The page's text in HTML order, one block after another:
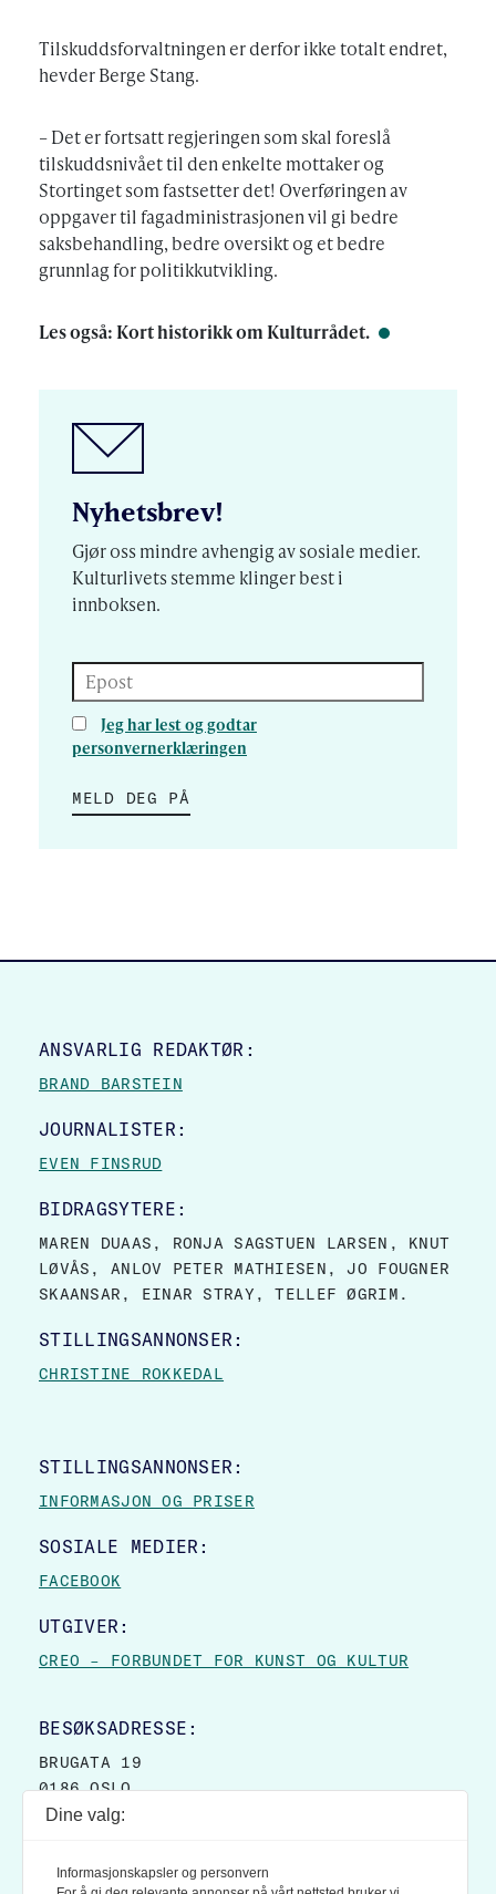
Tilskuddsforvaltningen er derfor ikke totalt endret,
hevder Berge Stang.
– Det er fortsatt regjeringen som skal foreslå
tilskuddsnivået til den enkelte mottaker og
Stortinget som fastsetter det! Overføringen av
oppgaver til fagadministrasjonen vil gi bedre
saksbehandling, bedre oversikt og et bedre
grunnlag for politikkutvikling.
Les også:Kort historikk om Kulturrådet.
Nyhetsbrev!
Gjør oss mindre avhengig av sosiale medier.
Kulturlivets stemme klinger best i
innboksen.
Epost
Jeg har lest og godtar
personvernerklæringen
MELD DEG PÅ
SITE FOOTER
ANSVARLIG REDAKTØR:
BRAND BARSTEIN
JOURNALISTER:
EVEN FINSRUD
BIDRAGSYTERE:
MAREN DUAAS, RONJA SAGSTUEN LARSEN, KNUT
LØVÅS, ANLOV PETER MATHIESEN, JO FOUGNER
SKAANSAR, EINAR STRAY, TELLEF ØGRIM.
STILLINGSANNONSER:
CHRISTINE ROKKEDAL
STILLINGSANNONSER:
INFORMASJON OG PRISER
SOSIALE MEDIER:
FACEBOOK
UTGIVER:
CREO – FORBUNDET FOR KUNST OG KULTUR
BESØKSADRESSE:
BRUGATA 19
0186 OSLO
POSTBOKS 9007 GRØNLAND
Dine valg:
Informasjonskapsler og personvern